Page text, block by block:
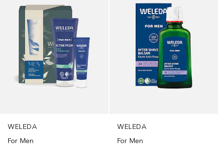
WELEDA
For Men
WELEDA
For Men